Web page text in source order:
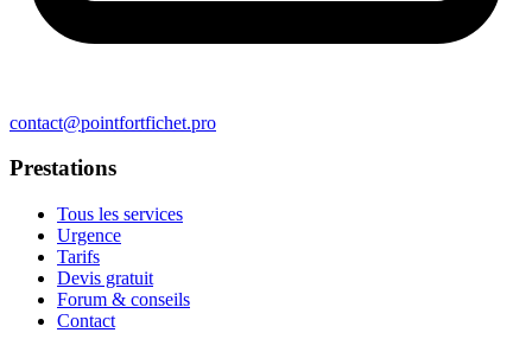
contact@pointfortfichet.pro
Prestations
Tous les services
Urgence
Tarifs
Devis gratuit
Forum & conseils
Contact